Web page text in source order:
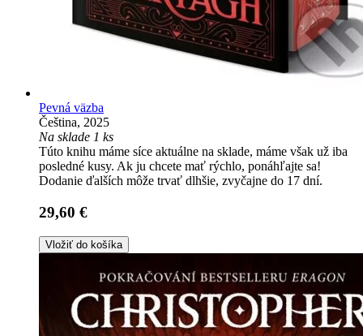
Pevná väzba
Čeština, 2025
Na sklade 1 ks
Túto knihu máme síce aktuálne na sklade, máme však už iba
posledné kusy. Ak ju chcete mať rýchlo, ponáhľajte sa!
Dodanie ďalších môže trvať dlhšie, zvyčajne do 17 dní.
29,60 €
Vložiť do košíka